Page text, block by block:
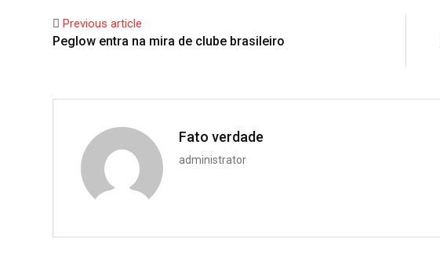
Previous article
Peglow entra na mira de clube brasileiro
Fato verdade
administrator